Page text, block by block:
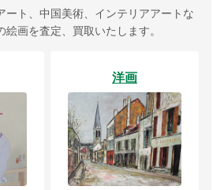
ート、中国美術、インテリアアートな
画を査定、買取いたします。
洋画